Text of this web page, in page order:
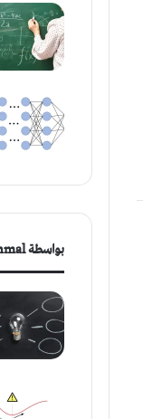
بواسطة Laila Bashmal